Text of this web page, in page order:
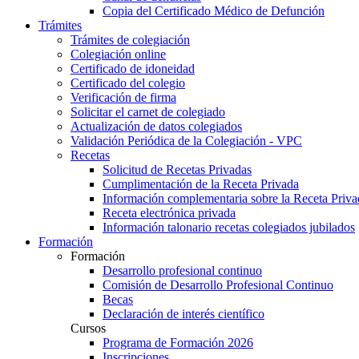
Copia del Certificado Médico de Defunción
Trámites
Trámites de colegiación
Colegiación online
Certificado de idoneidad
Certificado del colegio
Verificación de firma
Solicitar el carnet de colegiado
Actualización de datos colegiados
Validación Periódica de la Colegiación - VPC
Recetas
Solicitud de Recetas Privadas
Cumplimentación de la Receta Privada
Información complementaria sobre la Receta
Receta electrónica privada
Información talonario recetas colegiados jubilados
Formación
Formación
Desarrollo profesional continuo
Comisión de Desarrollo Profesional Continuo
Becas
Declaración de interés científico
Cursos
Programa de Formación 2026